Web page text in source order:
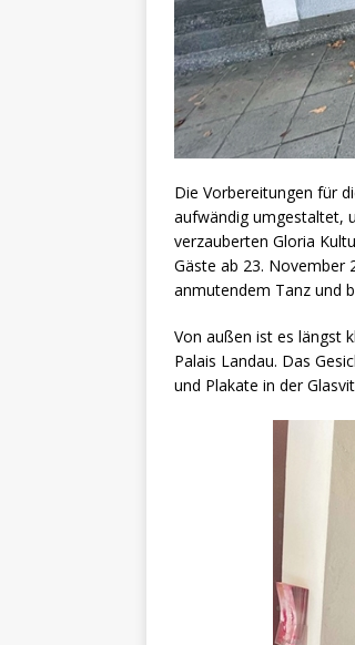
Die Vorbereitungen für
aufwändig umgestaltet,
verzauberten Gloria
Gäste ab 23. November
anmutendem Tanz und
Von außen ist es längst
Palais Landau. Das
und Plakate in der